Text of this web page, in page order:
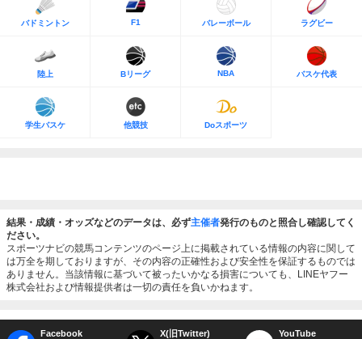
バドミントン F1 バレーボール ラグビー
陸上 Bリーグ NBA バスケ代表
学生バスケ 他競技 Doスポーツ
結果・成績・オッズなどのデータは、必ず主催者発行のものと照合し確認してく
ださい。
スポーツナビの競馬コンテンツのページ上に掲載されている情報の内容に関して
は万全を期しておりますが、その内容の正確性および安全性を保証するものでは
ありません。当該情報に基づいて被ったいかなる損害についても、LINEヤフー
株式会社および情報提供者は一切の責任を負いかねます。
Facebook X(旧Twitter) YouTube